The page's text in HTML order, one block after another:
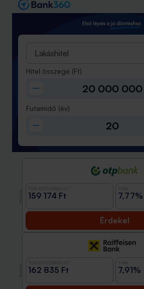
Lakáshitel
Hitel összege (Ft)
Futamidő (év)
159 174 Ft 7,77%
Érdekel
162 835 Ft 7,91%